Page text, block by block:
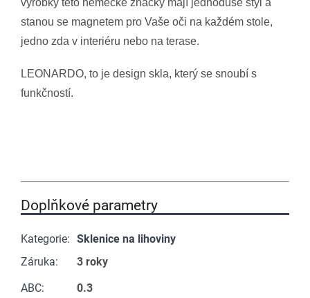
stanou se magnetem pro Vaše oči na každém stole,
jedno zda v interiéru nebo na terase.
LEONARDO, to je design skla, který se snoubí s
funkčností.
Doplňkové parametry
Kategorie: Sklenice na lihoviny
Záruka:
3 roky
ABC:
0.3